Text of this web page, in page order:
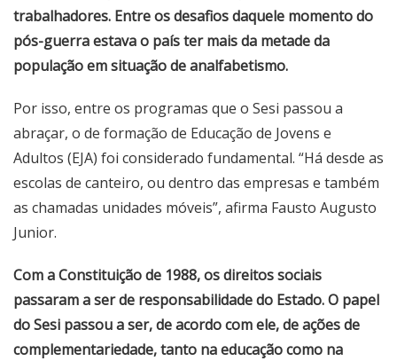
trabalhadores. Entre os desafios daquele momento do
pós-guerra estava o país ter mais da metade da
população em situação de analfabetismo.
Por isso, entre os programas que o Sesi passou a
abraçar, o de formação de Educação de Jovens e
Adultos (EJA) foi considerado fundamental. “Há desde as
escolas de canteiro, ou dentro das empresas e também
as chamadas unidades móveis”, afirma Fausto Augusto
Junior.
Com a Constituição de 1988, os direitos sociais
passaram a ser de responsabilidade do Estado. O papel
do Sesi passou a ser, de acordo com ele, de ações de
complementariedade, tanto na educação como na